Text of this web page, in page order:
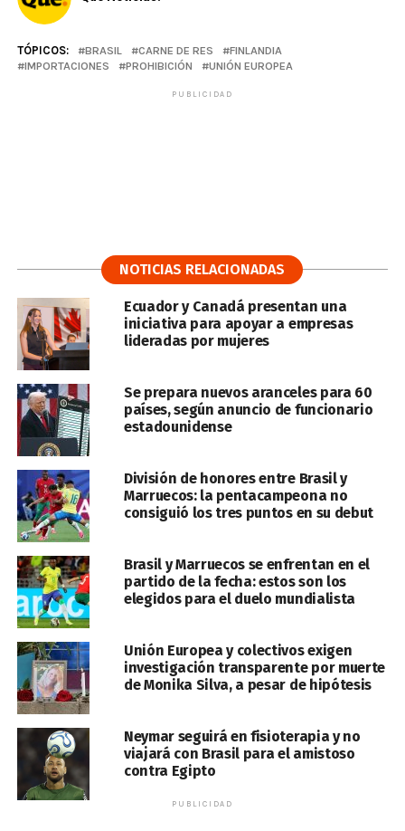
TÓPICOS: BRASIL CARNE DE RES
FINLANDIA
IMPORTACIONES
PROHIBICIÓN UNIÓN EUROPEA
PUBLICIDAD
NOTICIAS RELACIONADAS
Ecuador y Canadá presentan una
iniciativa para apoyar a empresas
lideradas por mujeres
Se prepara nuevos aranceles para 60
países, según anuncio de funcionario
estadounidense
División de honores entre Brasil y
Marruecos: la pentacampeona no
consiguió los tres puntos en su debut
Brasil y Marruecos se enfrentan en el
partido de la fecha: estos son los
elegidos para el duelo mundialista
Unión Europea y colectivos exigen
investigación transparente por muerte
de Monika Silva, a pesar de hipótesis
Neymar seguirá en fisioterapia y no
viajará con Brasil para el amistoso
contra Egipto
PUBLICIDAD